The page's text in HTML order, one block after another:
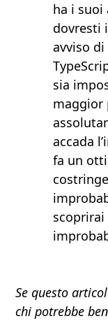
ha i
dovresti
avviso
sia
maggior
accada
fa un
scoprirai
Se questo
chi potrebbe